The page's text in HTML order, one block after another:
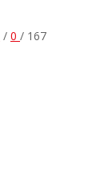
/ 0 / 167